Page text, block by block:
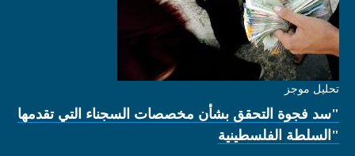
تحليل موجز
"سد فجوة التحقق بشأن مخصصات السجناء التي تقدمها
"السلطة الفلسطينية